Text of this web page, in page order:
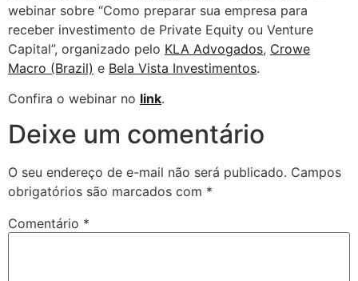
webinar sobre “Como preparar sua empresa para
receber investimento de Private Equity ou Venture
Capital”, organizado pelo KLA Advogados, Crowe
Macro (Brazil) e Bela Vista Investimentos.
Confira o webinar no link.
Deixe um comentário
O seu endereço de e-mail não será publicado. Campos
obrigatórios são marcados com *
Comentário *